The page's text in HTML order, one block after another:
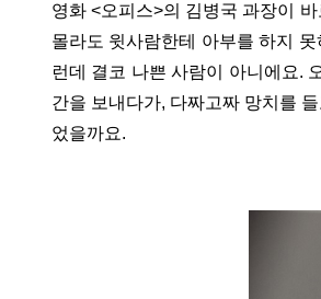
영화 <오피스>의 김병국 과장이
몰라도 윗사람한테 아부를 하지
런데 결코 나쁜 사람이 아니에요.
간을 보내다가, 다짜고짜 망치를
었을까요.